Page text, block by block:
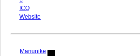
von
biosflash
ICQ
Website
Manunike